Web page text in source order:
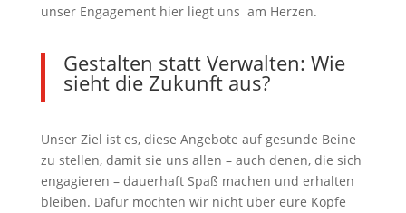
unser Engagement hier liegt uns am Herzen.
Gestalten statt Verwalten: Wie
sieht die Zukunft aus?
Unser Ziel ist es, diese Angebote auf gesunde Beine
zu stellen, damit sie uns allen – auch denen, die sich
engagieren – dauerhaft Spaß machen und erhalten
bleiben. Dafür möchten wir nicht über eure Köpfe